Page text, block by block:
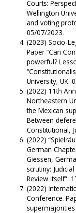
Courts:
Wellington
and voting
05/07/2023.
(2023) Socio-
Paper “Can
powerful?
University, UK.
(2022) 11th
Northeastern
the Mexican
Between
Constitutional,
(2022)
German
Giessen,
scrutiny:
Review itself”.
(2022)
Conference.